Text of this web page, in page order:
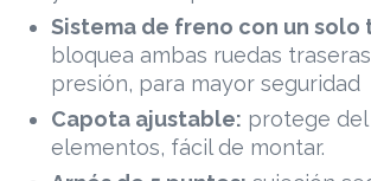
Sistema de freno con un solo
bloquea ambas ruedas
presión, para mayor seguridad
Capota ajustable: protege
elementos, fácil de montar.